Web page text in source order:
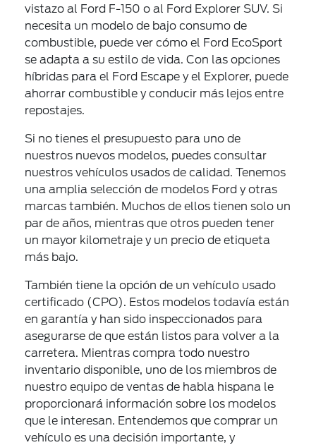
vistazo al Ford F-150 o al Ford Explorer SUV. Si
necesita un modelo de bajo consumo de
combustible, puede ver cómo el Ford EcoSport
se adapta a su estilo de vida. Con las opciones
híbridas para el Ford Escape y el Explorer, puede
ahorrar combustible y conducir más lejos entre
repostajes.
Si no tienes el presupuesto para uno de
nuestros nuevos modelos, puedes consultar
nuestros vehículos usados de calidad. Tenemos
una amplia selección de modelos Ford y otras
marcas también. Muchos de ellos tienen solo un
par de años, mientras que otros pueden tener
un mayor kilometraje y un precio de etiqueta
más bajo.
También tiene la opción de unvehículo usado
certificado (CPO). Estos modelos todavía están
en garantía y han sido inspeccionados para
asegurarse de que están listos para volver a la
carretera. Mientras compra todo nuestro
inventario disponible, uno de los miembros de
nuestro equipo de ventas de habla hispana le
proporcionará información sobre los modelos
que le interesan. Entendemos que comprar un
vehículo es una decisión importante, y